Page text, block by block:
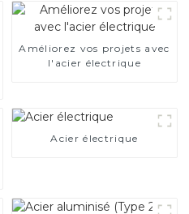
Améliorez vos projets avec
l'acier électrique
Acier électrique